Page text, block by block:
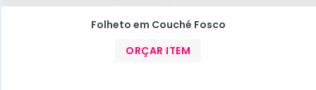
Folheto em Couché Fosco
ORÇAR ITEM